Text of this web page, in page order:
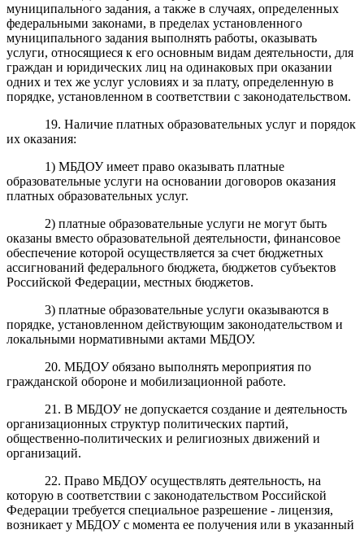
муниципального задания, а также в случаях, определенных
федеральными законами, в пределах установленного
муниципального задания выполнять работы, оказывать
услуги, относящиеся к его основным видам деятельности, для
граждан и юридических лиц на одинаковых при оказании
одних и тех же услуг условиях и за плату, определенную в
порядке, установленном в соответствии с законодательством.
19. Наличие платных образовательных услуг и порядок
их оказания:
1) МБДОУ имеет право оказывать платные
образовательные услуги на основании договоров оказания
платных образовательных услуг.
2) платные образовательные услуги не могут быть
оказаны вместо образовательной деятельности, финансовое
обеспечение которой осуществляется за счет бюджетных
ассигнований федерального бюджета, бюджетов субъектов
Российской Федерации, местных бюджетов.
3) платные образовательные услуги оказываются в
порядке, установленном действующим законодательством и
локальными нормативными актами МБДОУ.
20. МБДОУ обязано выполнять мероприятия по
гражданской обороне и мобилизационной работе.
21. В МБДОУ не допускается создание и деятельность
организационных структур политических партий,
общественно-политических и религиозных движений и
организаций.
22. Право МБДОУ осуществлять деятельность, на
которую в соответствии с законодательством Российской
Федерации требуется специальное разрешение - лицензия,
возникает у МБДОУ с момента ее получения или в указанный